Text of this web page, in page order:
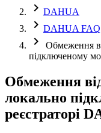
chevron_right DAHUA
chevron_right DAHUA FAQ
chevron_right
Обмеження
підключеному
Обмеження
локально
реєстраторі